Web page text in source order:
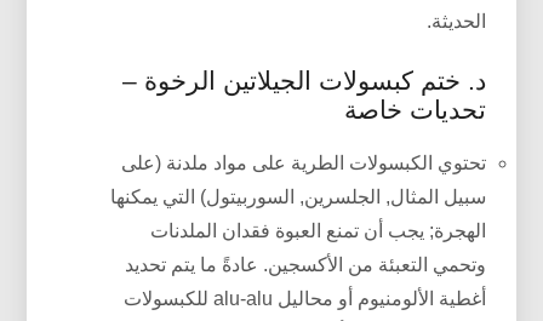
الحديثة.
د. ختم كبسولات الجيلاتين الرخوة –
تحديات خاصة
تحتوي الكبسولات الطرية على مواد ملدنة (على
سبيل المثال, الجلسرين, السوربيتول) التي يمكنها
الهجرة; يجب أن تمنع العبوة فقدان الملدنات
وتحمي التعبئة من الأكسجين. عادةً ما يتم تحديد
أغطية الألومنيوم أو محاليل alu-alu للكبسولات